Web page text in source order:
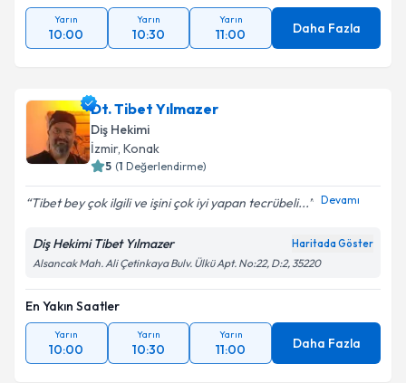
Yarın
10:00
Yarın
10:30
Yarın
11:00 Daha Fazla
Dt. Tibet Yılmazer
Diş Hekimi
İzmir, Konak
5 (1 Değerlendirme)
Tibet bey çok ilgili ve işini çok iyi yapan tecrübeli... Devamı
Diş Hekimi Tibet Yılmazer Haritada Göster
Alsancak Mah. Ali Çetinkaya Bulv. Ülkü Apt. No:22, D:2, 35220
En Yakın Saatler
Yarın
10:00
Yarın
10:30
Yarın
11:00 Daha Fazla